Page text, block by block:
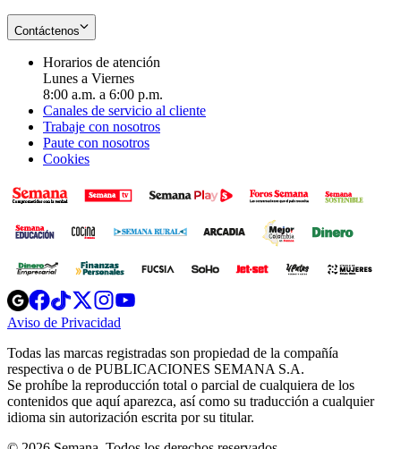
Contáctenos
Horarios de atención
Lunes a Viernes
8:00 a.m. a 6:00 p.m.
Canales de servicio al cliente
Trabaje con nosotros
Paute con nosotros
Cookies
Opens
in
new
Opens
in
new
Opens
in
new
window
Opens
new
windowwindow
Aviso de Privacidad
new
window
Todas las marcas registradas son propiedad de la compañía
respectiva o de PUBLICACIONES SEMANA S.A.
Se prohíbe la reproducción total o parcial de cualquiera de los
contenidos que aquí aparezca, así como su traducción a cualquier
idioma sin autorización escrita por su titular.